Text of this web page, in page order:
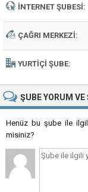
İNTERNET ŞUBESI:
ÇAĞRI MERKEZI:
YURTIÇI ŞUBE:
ŞUBEYORUM VE
Henüz bu şube ile
misiniz?